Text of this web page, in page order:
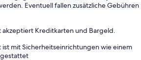
Eventuell fallen zusätzliche Gebühren
akzeptiert Kreditkarten und Bargeld.
ist mit Sicherheitseinrichtungen wie einem